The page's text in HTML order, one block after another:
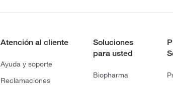
Atención al cliente
Ayuda y soporte
Reclamaciones
Soluciones
para usted
Biopharma